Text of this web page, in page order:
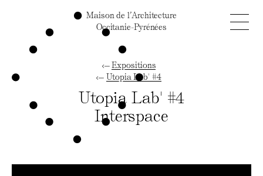
Maison de l’Architecture
Occitanie-Pyrénées
Expositions
Utopia Lab' #4
Utopia Lab' #4
Interspace